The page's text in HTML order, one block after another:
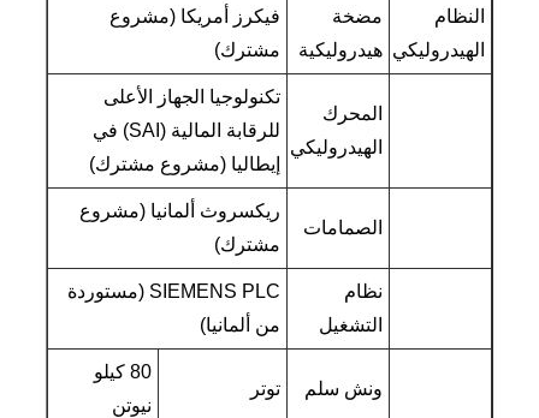
النظام
الهيدروليكي
مضخة
هيدروليكية
فيكرز أمريكا (مشروع
مشترك)
المحرك
الهيدروليكي
تكنولوجيا الجهاز الأعلى
للرقابة المالية (SAI) في
إيطاليا (مشروع مشترك)
الصمامات
ريكسروث ألمانيا (مشروع
مشترك)
نظام
التشغيل
SIEMENS PLC (مستوردة
من ألمانيا)
ونش سلم توتر
80 كيلو
نيوتن